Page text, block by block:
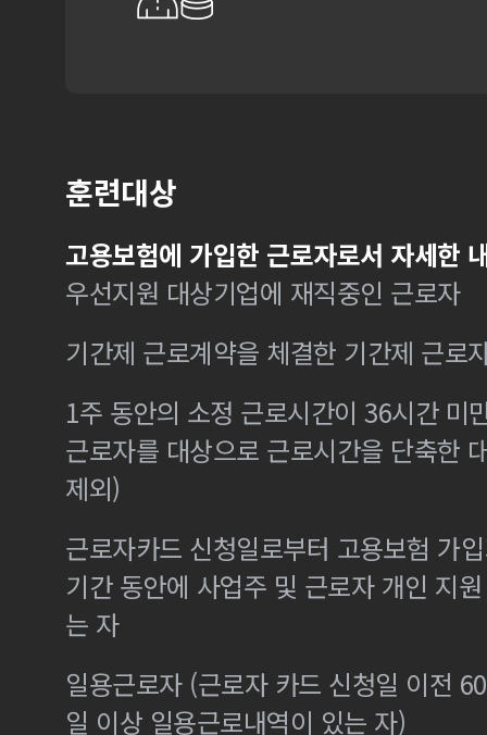
훈련대상
고용보험에 가입한 근로자로서 자세한
우선지원 대상기업에 재직중인 근로자
기간제 근로계약을 체결한 기간제 근로
1주 동안의 소정 근로시간이 36시간 미
근로자를 대상으로 근로시간을 단축한
제외)
근로자카드 신청일로부터 고용보험 가
기간 동안에 사업주 및 근로자 개인 지
는 자
일용근로자 (근로자 카드 신청일 이전
일 이상 일용근로내역이 있는 자)